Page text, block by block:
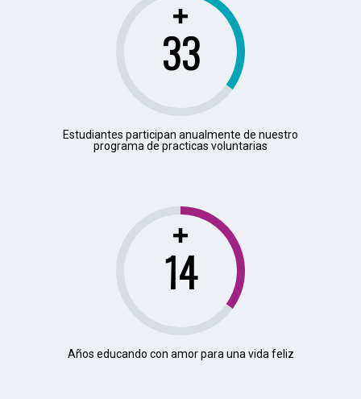
39
Estudiantes participan anualmente de nuestro
programa de practicas voluntarias
16
Años educando con amor para una vida feliz